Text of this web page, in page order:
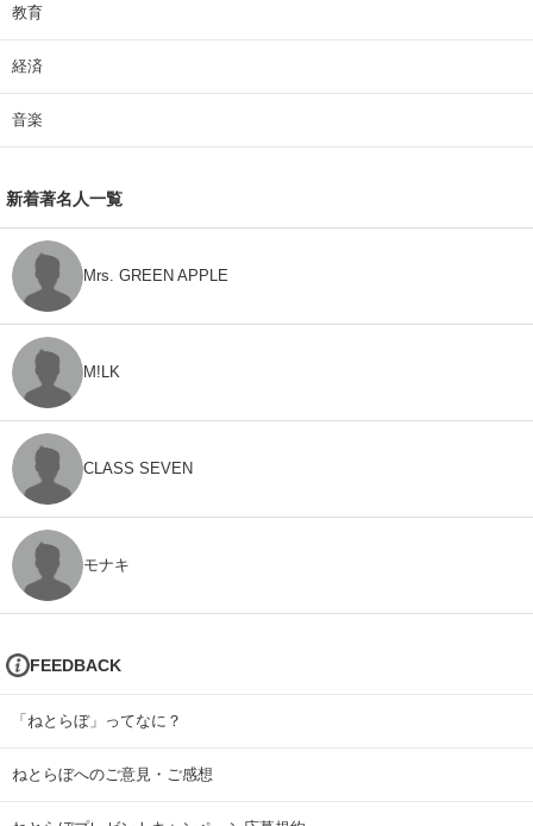
教育
経済
音楽
新着著名人一覧
Mrs. GREEN APPLE
M!LK
CLASS SEVEN
モナキ
FEEDBACK
「ねとらぼ」ってなに？
ねとらぼへのご意見・ご感想